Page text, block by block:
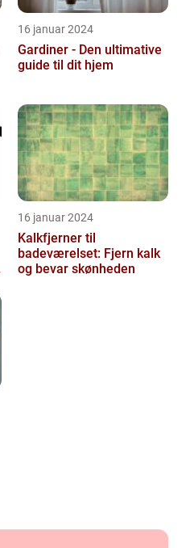
16 januar 2024
Gardiner - Den ultimative
guide til dit hjem
16 januar 2024
Kalkfjerner til
badeværelset: Fjern kalk
og bevar skønheden